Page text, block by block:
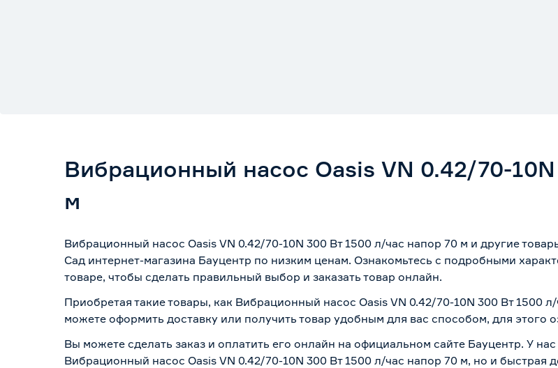
Вибрационный насос Oasis VN 0.42/70-
м
Вибрационный насос Oasis VN 0.42/70-10N 300 Вт 1500 л/час напор 70 м и другие
Сад интернет-магазина Бауцентр по низким ценам. Ознакомьтесь с подробными
товаре, чтобы сделать правильный выбор и заказать товар онлайн.
Приобретая такие товары, как Вибрационный насос Oasis VN 0.42/70-10N 300 Вт 1500
можете оформить доставку или получить товар удобным для вас способом, для этого
Вы можете сделать заказ и оплатить его онлайн на официальном сайте Бауцентр. У
Вибрационный насос Oasis VN 0.42/70-10N 300 Вт 1500 л/час напор 70 м, но и быстрая